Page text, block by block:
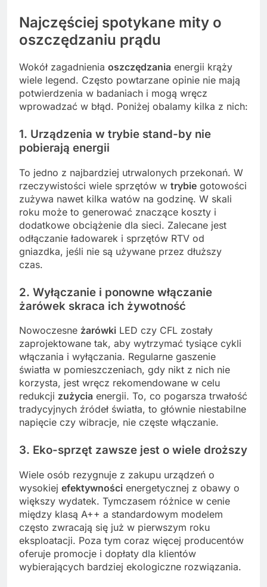
Najczęściej spotykane mity o
oszczędzaniu prądu
Wokół zagadnienia oszczędzania energii krąży
wiele legend. Często powtarzane opinie nie mają
potwierdzenia w badaniach i mogą wręcz
wprowadzać w błąd. Poniżej obalamy kilka z nich:
1. Urządzenia w trybie stand-by nie
pobierają energii
To jedno z najbardziej utrwalonych przekonań. W
rzeczywistości wiele sprzętów w trybie gotowości
zużywa nawet kilka watów na godzinę. W skali
roku może to generować znaczące koszty i
dodatkowe obciążenie dla sieci. Zalecane jest
odłączanie ładowarek i sprzętów RTV od
gniazdka, jeśli nie są używane przez dłuższy
czas.
2. Wyłączanie i ponowne włączanie
żarówek skraca ich żywotność
Nowoczesne żarówki LED czy CFL zostały
zaprojektowane tak, aby wytrzymać tysiące cykli
włączania i wyłączania. Regularne gaszenie
światła w pomieszczeniach, gdy nikt z nich nie
korzysta, jest wręcz rekomendowane w celu
redukcji zużycia energii. To, co pogarsza trwałość
tradycyjnych źródeł światła, to głównie niestabilne
napięcie czy wibracje, nie częste włączanie.
3. Eko-sprzęt zawsze jest o wiele droższy
Wiele osób rezygnuje z zakupu urządzeń o
wysokiej efektywności energetycznej z obawy o
większy wydatek. Tymczasem różnice w cenie
między klasą A++ a standardowym modelem
często zwracają się już w pierwszym roku
eksploatacji. Poza tym coraz więcej producentów
oferuje promocje i dopłaty dla klientów
wybierających bardziej ekologiczne rozwiązania.